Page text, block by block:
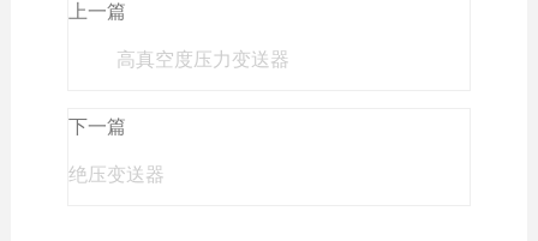
上一篇
高真空度压力变送器
下一篇
绝压变送器